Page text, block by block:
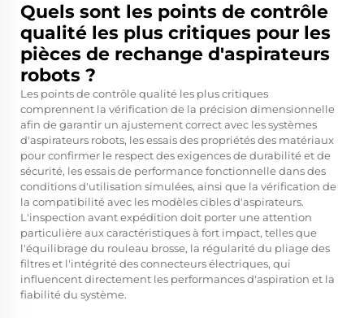
Quels sont les points de contrôle
qualité les plus critiques pour les
pièces de rechange d'aspirateurs
robots ?
Les points de contrôle qualité les plus critiques
comprennent la vérification de la précision dimensionnelle
afin de garantir un ajustement correct avec les systèmes
d'aspirateurs robots, les essais des propriétés des matériaux
pour confirmer le respect des exigences de durabilité et de
sécurité, les essais de performance fonctionnelle dans des
conditions d'utilisation simulées, ainsi que la vérification de
la compatibilité avec les modèles cibles d'aspirateurs.
L'inspection avant expédition doit porter une attention
particulière aux caractéristiques à fort impact, telles que
l'équilibrage du rouleau brosse, la régularité du pliage des
filtres et l'intégrité des connecteurs électriques, qui
influencent directement les performances d'aspiration et la
fiabilité du système.